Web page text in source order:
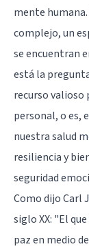
mente
complejo, un
se encuentran
está la
recurso
personal, o es,
nuestra salud
resiliencia y
seguridad
Como dijo Carl
siglo XX: "El
paz en medio